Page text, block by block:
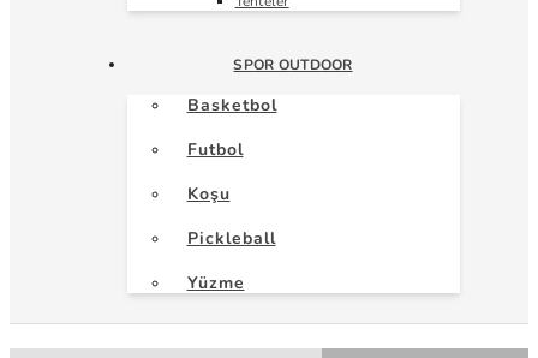
SPOR OUTDOOR
Basketbol
Futbol
Koşu
Pickleball
Yüzme